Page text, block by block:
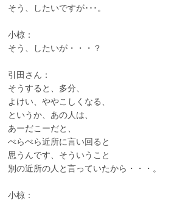
そう、したいですが･･･。
小椋：
そう、したいが・・・？
引田さん：
そうすると、多分、
よけい、ややこしくなる、
というか、あの人は、
あーだこーだと、
ぺらぺら近所に言い回ると
思うんです、そういうこと
別の近所の人と言っていたから・・・。
小椋：